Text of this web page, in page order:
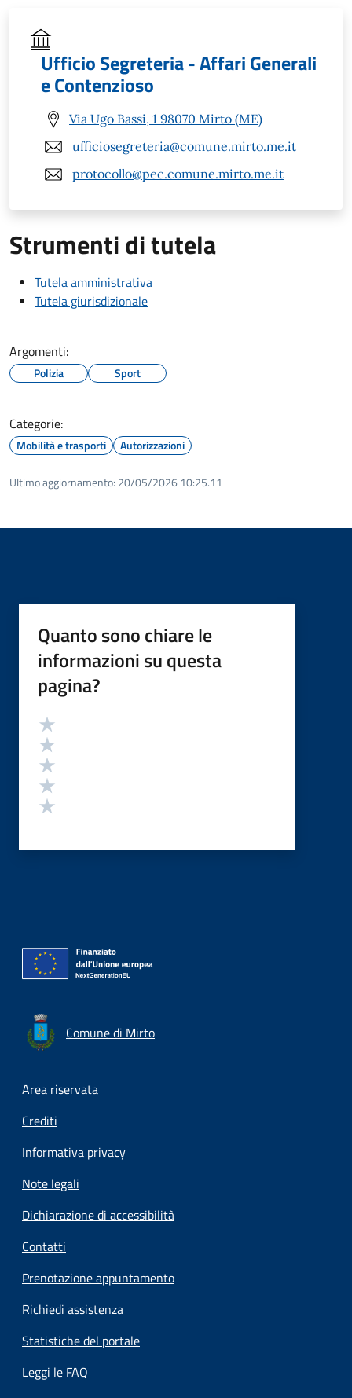
Ufficio Segreteria - Affari Generali
e Contenzioso
Via Ugo Bassi, 1 98070 Mirto (ME)
ufficiosegreteria@comune.mirto.me.it
protocollo@pec.comune.mirto.me.it
Strumenti di tutela
Tutela amministrativa
Tutela giurisdizionale
Argomenti:
Polizia Sport
Categorie:
Mobilità e trasporti Autorizzazioni
Ultimo aggiornamento: 20/05/2026 10:25.11
Quanto sono chiare le
informazioni su questa
pagina?
Valutazione
Comune di Mirto
Footer menu
Area riservata
Crediti
Informativa privacy
Note legali
Dichiarazione di accessibilità
Contatti
Prenotazione appuntamento
Richiedi assistenza
Statistiche del portale
Leggi le FAQ